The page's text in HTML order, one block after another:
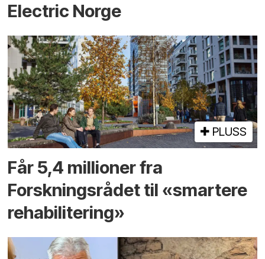
Electric Norge
PLUSS
Får 5,4 millioner fra
Forskningsrådet til «smartere
rehabilitering»